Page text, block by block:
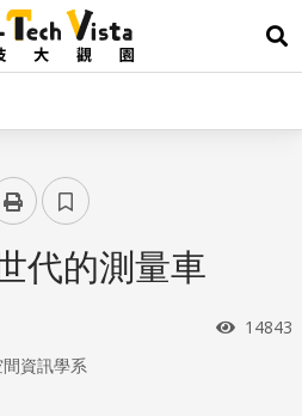
展
代的測量車
瀏覽次
14843
資訊學系